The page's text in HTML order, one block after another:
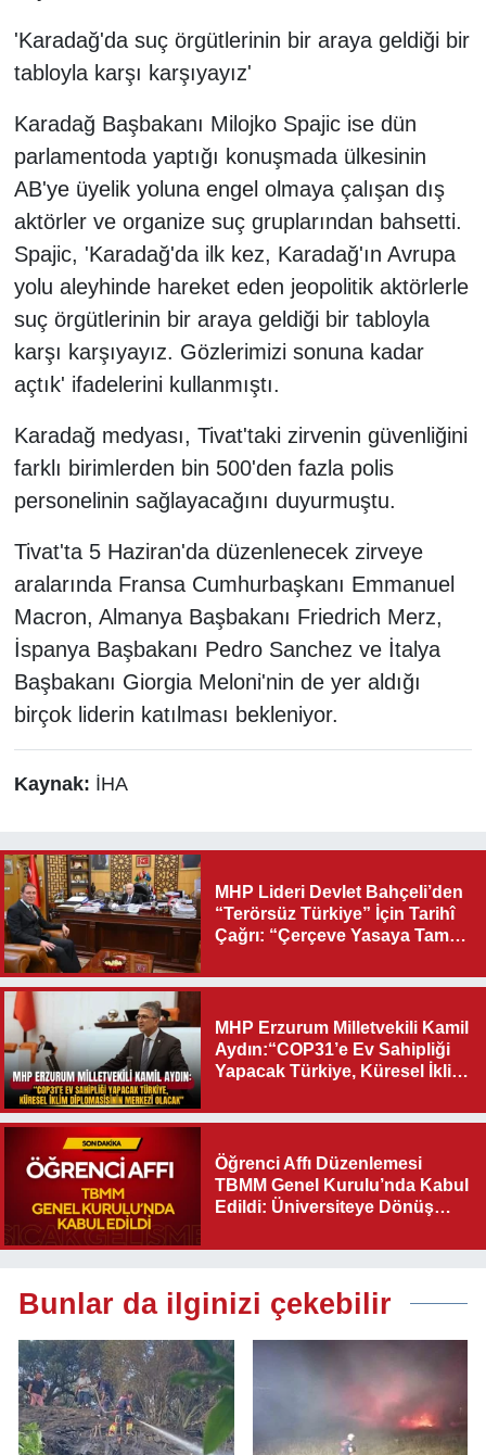
'Karadağ'da suç örgütlerinin bir araya geldiği bir
tabloyla karşı karşıyayız'
Karadağ Başbakanı Milojko Spajic ise dün
parlamentoda yaptığı konuşmada ülkesinin
AB'ye üyelik yoluna engel olmaya çalışan dış
aktörler ve organize suç gruplarından bahsetti.
Spajic, 'Karadağ'da ilk kez, Karadağ'ın Avrupa
yolu aleyhinde hareket eden jeopolitik aktörlerle
suç örgütlerinin bir araya geldiği bir tabloyla
karşı karşıyayız. Gözlerimizi sonuna kadar
açtık' ifadelerini kullanmıştı.
Karadağ medyası, Tivat'taki zirvenin güvenliğini
farklı birimlerden bin 500'den fazla polis
personelinin sağlayacağını duyurmuştu.
Tivat'ta 5 Haziran'da düzenlenecek zirveye
aralarında Fransa Cumhurbaşkanı Emmanuel
Macron, Almanya Başbakanı Friedrich Merz,
İspanya Başbakanı Pedro Sanchez ve İtalya
Başbakanı Giorgia Meloni'nin de yer aldığı
birçok liderin katılması bekleniyor.
Kaynak: İHA
MHP Lideri Devlet Bahçeli’den
“Terörsüz Türkiye” İçin Tarihî
Çağrı: “Çerçeve Yasaya Tam
MHP Erzurum Milletvekili Kamil
Aydın:“COP31’e Ev Sahipliği
Yapacak Türkiye, Küresel İklim
Olacak"
Öğrenci Affı Düzenlemesi
TBMM Genel Kurulu’nda Kabul
Edildi: Üniversiteye Dönüş
Bunlar da ilginizi çekebilir